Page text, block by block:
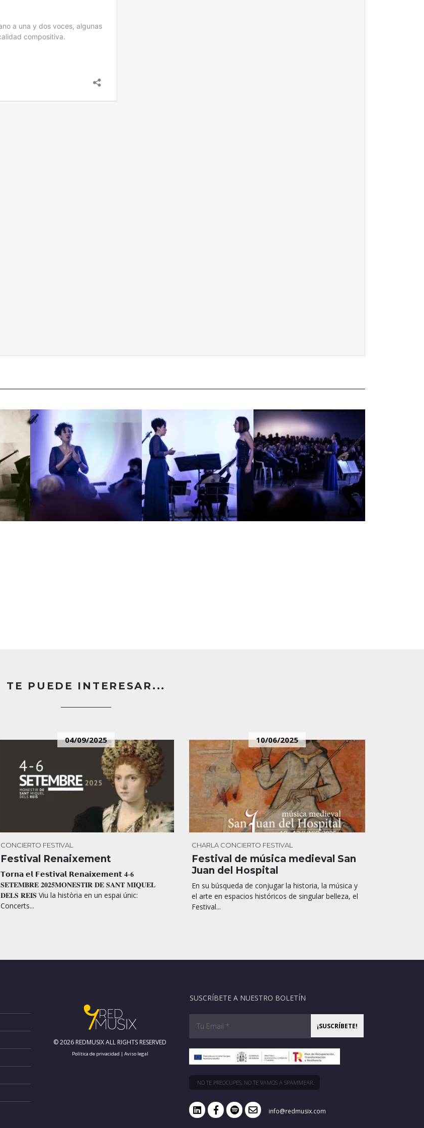
TE PUEDE INTERESAR...
04/09/2025
CONCIERTO FESTIVAL
Festival Renaixement
𝗧𝗼𝗿𝗻𝗮 𝗲𝗹 𝗙𝗲𝘀𝘁𝗶𝘃𝗮𝗹 𝗥𝗲𝗻𝗮𝗶𝘅𝗲𝗺𝗲𝗻𝘁 𝟒-𝟔
𝐒𝐄𝐓𝐄𝐌𝐁𝐑𝐄 𝟐𝟎𝟐𝟓𝐌𝐎𝐍𝐄𝐒𝐓𝐈𝐑 𝐃𝐄 𝐒𝐀𝐍𝐓 𝐌𝐈𝐐𝐔𝐄𝐋
𝐃𝐄𝐋𝐒 𝐑𝐄𝐈𝐒 Viu la història en un espai únic:
Concerts...
10/06/2025
CHARLA CONCIERTO FESTIVAL
Festival de música medieval San
Juan del Hospital
En su búsqueda de conjugar la historia, la música y
el arte en espacios históricos de singular belleza, el
Festival...
© 2026 REDMUSIX ALL RIGHTS RESERVED
Política de privacidad | Aviso legal
SUSCRÍBETE A NUESTRO BOLETÍN
NO TE PREOCUPES, NO TE VAMOS A SPAMMEAR.
info@redmusix.com